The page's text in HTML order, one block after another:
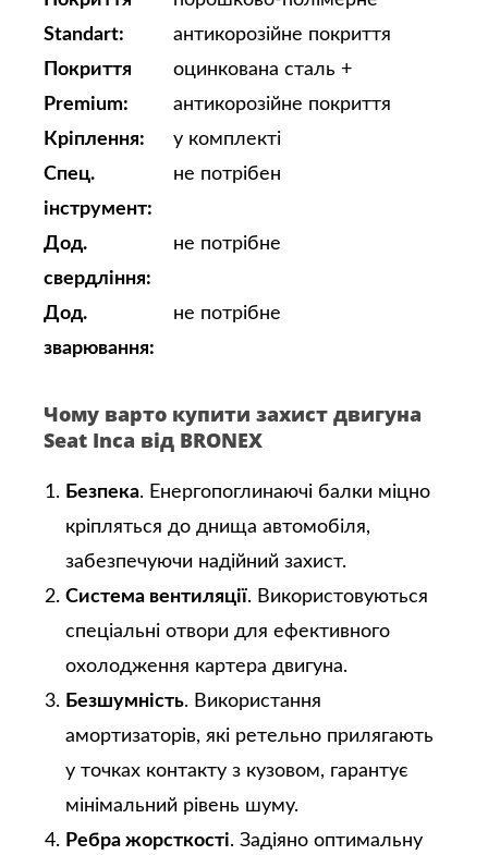
Standart:
антикорозійне покриття
Покриття
Premium:
оцинкована сталь +
антикорозійне покриття
Кріплення:
у комплекті
Спец.
інструмент:
не потрібен
Дод.
свердління:
не потрібне
Дод.
зварювання:
не потрібне
Чому варто купити захист двигуна
Seat Inca від BRONEX
Безпека. Енергопоглинаючі балки міцно
кріпляться до днища автомобіля,
забезпечуючи надійний захист.
Система вентиляції. Використовуються
спеціальні отвори для ефективного
охолодження картера двигуна.
Безшумність. Використання
амортизаторів, які ретельно прилягають
у точках контакту з кузовом, гарантує
мінімальний рівень шуму.
Ребра жорсткості. Задіяно оптимальну